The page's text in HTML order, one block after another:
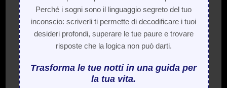
Perché i sogni sono il linguaggio segreto del tuo
inconscio: scriverli ti permette di decodificare i tuoi
desideri profondi, superare le tue paure e trovare
risposte che la logica non può darti.
Trasforma le tue notti in una guida per
la tua vita.